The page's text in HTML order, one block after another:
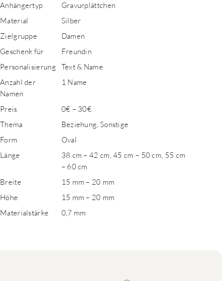
Anhängertyp
Gravurplättchen
Material
Silber
Zielgruppe
Damen
Geschenk für
Freundin
Personalisierung
Text & Name
Anzahl der
Namen
1 Name
Preis
0€ – 30€
Thema
Beziehung, Sonstige
Form
Oval
Länge
38 cm – 42 cm, 45 cm – 50 cm, 55 cm
– 60 cm
Breite
15 mm – 20 mm
Höhe
15 mm – 20 mm
Materialstärke
0,7 mm